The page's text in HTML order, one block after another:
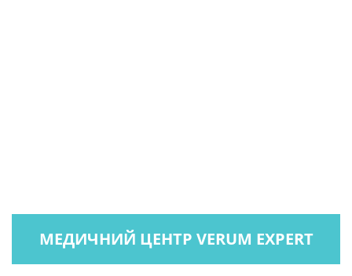
МЕДИЧНИЙ ЦЕНТР VERUM EXPERT